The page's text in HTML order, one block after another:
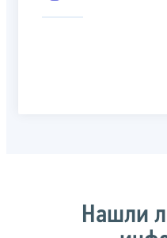
Нашли